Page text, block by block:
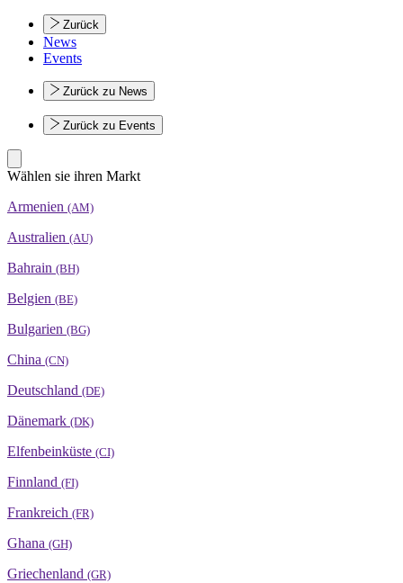
Zurück
News
Events
Zurück zu News
Zurück zu Events
Wählen sie ihren Markt
Armenien (AM)
Australien (AU)
Bahrain (BH)
Belgien (BE)
Bulgarien (BG)
China (CN)
Deutschland (DE)
Dänemark (DK)
Elfenbeinküste (CI)
Finnland (FI)
Frankreich (FR)
Ghana (GH)
Griechenland (GR)